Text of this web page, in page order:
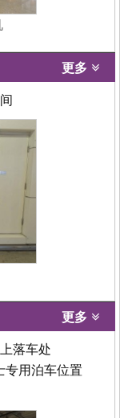
更多
更多
落车处
专用泊车位置